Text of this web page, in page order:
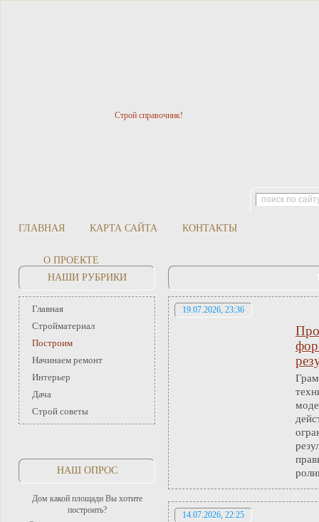
Строй справочник!
ГЛАВНАЯ КАРТА САЙТА КОНТАКТЫ
О ПРОЕКТЕ
НАШИ РУБРИКИ
Главная
Стройматериал
Построим
Начинаем ремонт
Интерьер
Дача
Строй советы
НАШ ОПРОС
Дом какой площади Вы хотите
построить?
19.07.2026, 23:36
14.07.2026, 22:25